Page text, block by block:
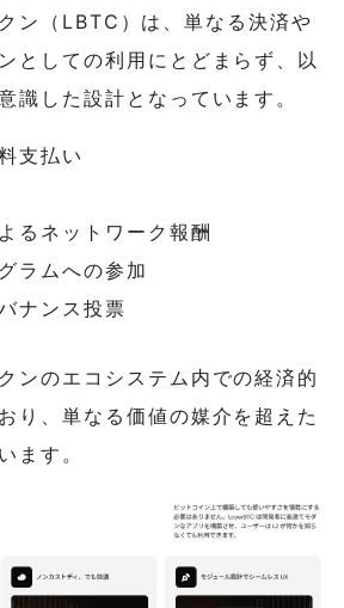
ン（LBTC）は、単なる決済や
としての利用にとどまらず、以
識した設計となっています。
支払い
るネットワーク報酬
ラムへの参加
ナンス投票
ンのエコシステム内での経済的
り、単なる価値の媒介を超えた
ます。